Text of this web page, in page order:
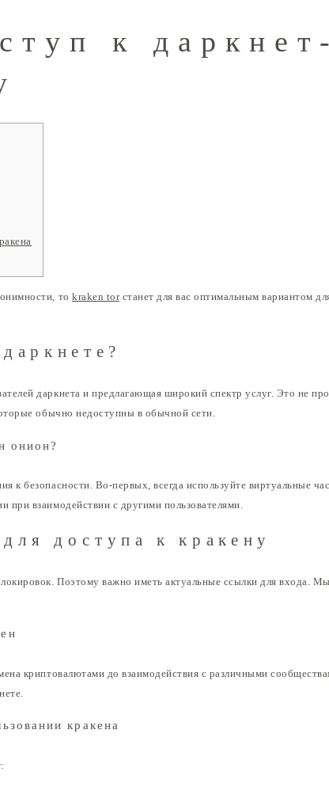
к
тоkraken torстанет для вас оптимальным вариантом
даркнета и предлагающая широкий спектр услуг. Это не
обычно недоступны в обычной сети.
онион?
к безопасности. Во-первых, всегда используйте виртуальные
при взаимодействии с другими пользователями.
доступа к кракену
Поэтому важно иметь актуальные ссылки для входа.
криптовалютами до взаимодействия с различными
кракена